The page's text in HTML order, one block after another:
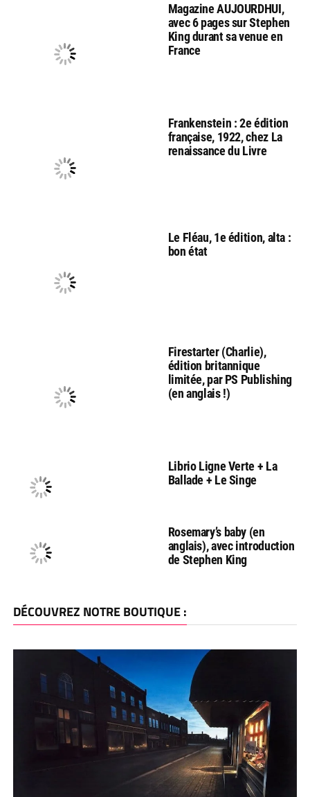
Magazine AUJOURDHUI,
avec 6 pages sur Stephen
King durant sa venue en
France
Frankenstein : 2e édition
française, 1922, chez La
renaissance du Livre
Le Fléau, 1e édition, alta :
bon état
Firestarter (Charlie),
édition britannique
limitée, par PS Publishing
(en anglais !)
Librio Ligne Verte + La
Ballade + Le Singe
Rosemary’s baby (en
anglais), avec introduction
de Stephen King
DÉCOUVREZ NOTRE BOUTIQUE :